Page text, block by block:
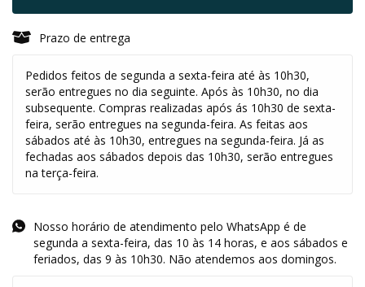
Prazo de entrega
Pedidos feitos de segunda a sexta-feira até às 10h30,
serão entregues no dia seguinte. Após às 10h30, no dia
subsequente. Compras realizadas após ás 10h30 de sexta-
feira, serão entregues na segunda-feira. As feitas aos
sábados até às 10h30, entregues na segunda-feira. Já as
fechadas aos sábados depois das 10h30, serão entregues
na terça-feira.
Nosso horário de atendimento pelo WhatsApp é de
segunda a sexta-feira, das 10 às 14 horas, e aos sábados e
feriados, das 9 às 10h30. Não atendemos aos domingos.